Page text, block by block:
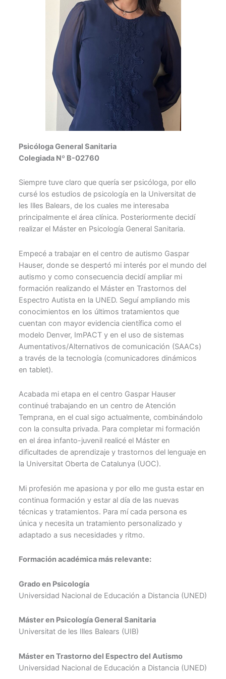
Psicóloga General Sanitaria
Colegiada Nº B-02760
Siempre tuve claro que quería ser psicóloga, por ello
cursé los estudios de psicología en la Universitat de
les Illes Balears, de los cuales me interesaba
principalmente el área clínica. Posteriormente decidí
realizar el Máster en Psicología General Sanitaria.
Empecé a trabajar en el centro de autismo Gaspar
Hauser, donde se despertó mi interés por el mundo del
autismo y como consecuencia decidí ampliar mi
formación realizando el Máster en Trastornos del
Espectro Autista en la UNED. Seguí ampliando mis
conocimientos en los últimos tratamientos que
cuentan con mayor evidencia científica como el
modelo Denver, ImPACT y en el uso de sistemas
Aumentativos/Alternativos de comunicación (SAACs)
a través de la tecnología (comunicadores dinámicos
en tablet).
Acabada mi etapa en el centro Gaspar Hauser
continué trabajando en un centro de Atención
Temprana, en el cual sigo actualmente, combinándolo
con la consulta privada. Para completar mi formación
en el área infanto-juvenil realicé el Máster en
dificultades de aprendizaje y trastornos del lenguaje en
la Universitat Oberta de Catalunya (UOC).
Mi profesión me apasiona y por ello me gusta estar en
continua formación y estar al día de las nuevas
técnicas y tratamientos. Para mí cada persona es
única y necesita un tratamiento personalizado y
adaptado a sus necesidades y ritmo.
Formación académica más relevante:
Grado en Psicología
Universidad Nacional de Educación a Distancia (UNED)
Máster en Psicología General Sanitaria
Universitat de les Illes Balears (UIB)
Máster en Trastorno del Espectro del Autismo
Universidad Nacional de Educación a Distancia (UNED)